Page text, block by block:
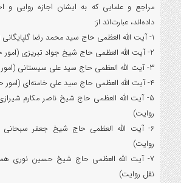
مراجع و علمایی که به ایشان اجازه روایی و
داده‌اند، عبارت‌اند از:
1- آیت الله العظمی حاج سید محمد رضا گلپایگانی (امور حسبیه)
2- آیت الله العظمی حاج شیخ جواد تبریزی (امور حسبیه)
3- آیت الله العظمی حاج سید علی سیستانی (امور حسبیه)
4- آیت الله العظمی حاج سید علی خامنه‌ای (امور حسبیه)
5- آیت الله العظمی حاج شیخ ناصر مکارم
روایت)
6- آیت الله العظمی حاج شیخ جعفر سبحانی
روایت)
7- آیت الله العظمی حاج شیخ حسین نوری
نقل روایت)